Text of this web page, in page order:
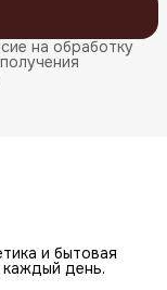
на обработку
и бытовая
день.